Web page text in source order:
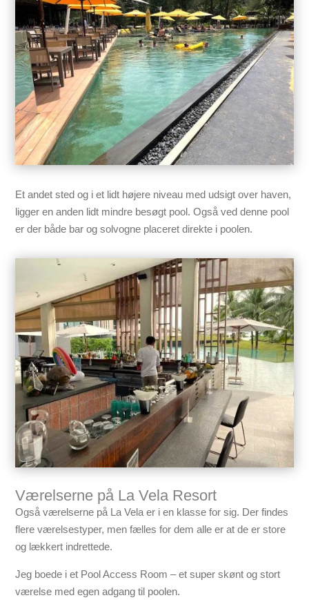
Et andet sted og i et lidt højere niveau med udsigt over haven,
ligger en anden lidt mindre besøgt pool. Også ved denne pool
er der både bar og solvogne placeret direkte i poolen.
Værelserne på La Vela Resort
Også værelserne på La Vela er i en klasse for sig. Der findes
flere værelsestyper, men fælles for dem alle er at de er store
og lækkert indrettede.
Jeg boede i et Pool Access Room – et super skønt og stort
værelse med egen adgang til poolen.